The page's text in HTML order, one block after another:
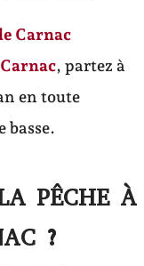
Carnac
, partez à
en toute
basse.
PÊCHE À
?